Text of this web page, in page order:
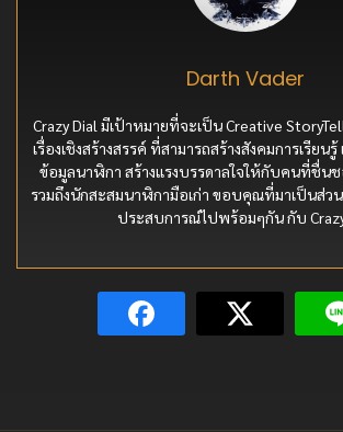
Darth Vader
Crazy Dial มีเป้าหมายที่จะเป็น Creative
เรื่องเชิงสร้างสรรค์ ที่สามารถสร้างสังคมการเรียน
ข้อมูลนาฬิกา สร้างแรงบรรดาลใจให้กับคนที่ชื่น
รวมถึงนักสะสมนาฬิกามือเก่า ขอบคุณที่มาเป็นส่ว
ประสบการณ์ไปพร้อมๆกัน กับ